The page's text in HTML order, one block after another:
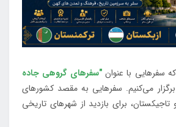
"سفرهای گروهی جاده
برگزار می‌کنیم. سفرهایی به مقصد کشورهای
تاجیکستان، برای بازدید از شهرهای تاریخی